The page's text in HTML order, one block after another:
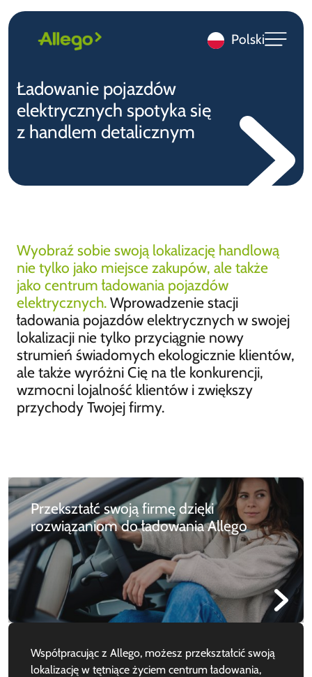
Polski
Ładowanie pojazdów
elektrycznych spotyka się
z handlem detalicznym
Wyobraź sobie swoją lokalizację handlową
nie tylko jako miejsce zakupów, ale także
jako centrum ładowania pojazdów
elektrycznych. Wprowadzenie stacji
ładowania pojazdów elektrycznych w swojej
lokalizacji nie tylko przyciągnie nowy
strumień świadomych ekologicznie klientów,
ale także wyróżni Cię na tle konkurencji,
wzmocni lojalność klientów i zwiększy
przychody Twojej firmy.
Przekształć swoją firmę dzięki
rozwiązaniom do ładowania Allego
Współpracując z Allego, możesz przekształcić swoją
lokalizację w tętniące życiem centrum ładowania,